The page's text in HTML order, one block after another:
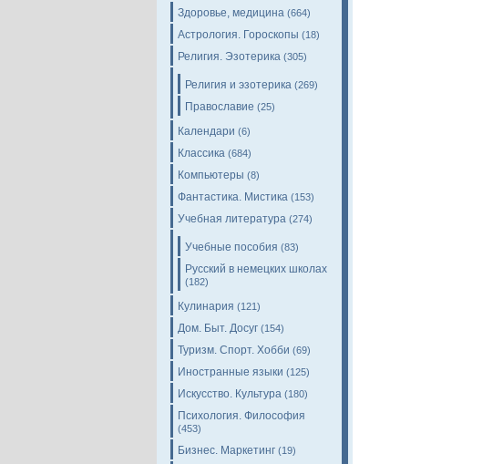
Здоровье, медицина (664)
Астрология. Гороскопы (18)
Религия. Эзотерика (305)
Религия и эзотерика (269)
Православие (25)
Календари (6)
Классика (684)
Компьютеры (8)
Фантастика. Мистика (153)
Учебная литература (274)
Учебные пособия (83)
Русский в немецких школах
(182)
Кулинария (121)
Дом. Быт. Досуг (154)
Туризм. Спорт. Хобби (69)
Иностранные языки (125)
Искусство. Культура (180)
Психология. Философия
(453)
Бизнес. Маркетинг (19)